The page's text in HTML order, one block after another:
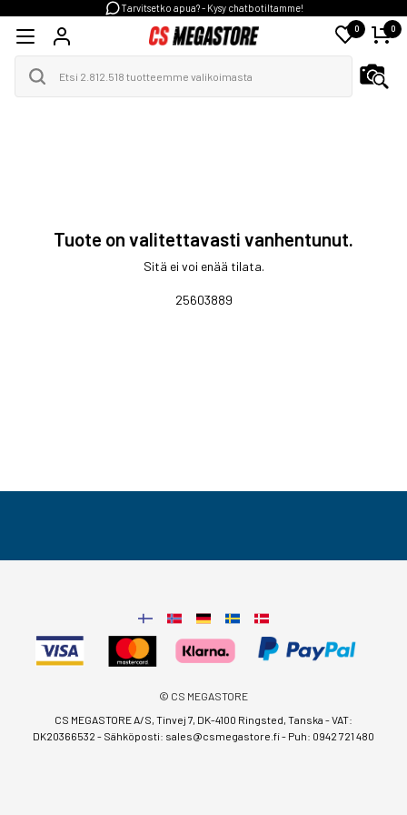
Tarvitsetko apua? - Kysy chatbotiltamme!
0 0
Tuote on valitettavasti vanhentunut.
Sitä ei voi enää tilata.
25603889
© CS MEGASTORE
CS MEGASTORE A/S, Tinvej 7, DK-4100 Ringsted, Tanska - VAT:
DK20366532 - Sähköposti: sales@csmegastore.fi- Puh: 0942 721 480